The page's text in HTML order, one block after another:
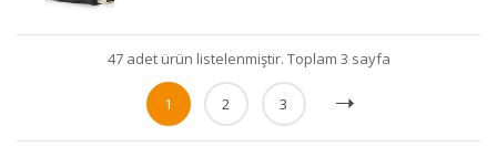
47 adet ürün listelenmiştir. Toplam 3 sayfa
1 2 3